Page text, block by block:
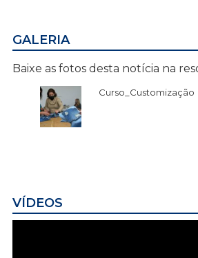
GALERIA
Baixe as fotos desta notícia na
Curso_Customização
VÍDEOS